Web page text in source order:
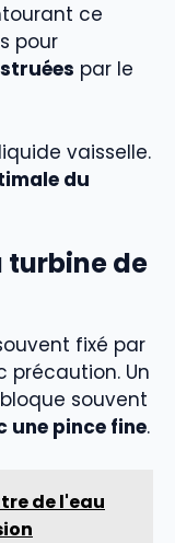
ce
pour
par le
vaisselle.
du
turbine de
fixé par
précaution. Un
souvent
une pince fine.
de l'eau